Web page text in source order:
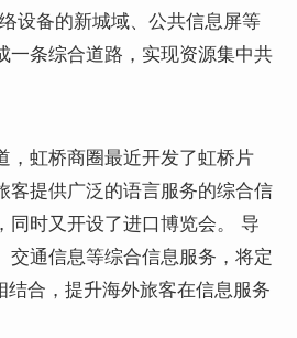
设备的新城域、公共信息屏等
一条综合道路，实现资源集中共
，虹桥商圈最近开发了虹桥片
客提供广泛的语言服务的综合信
同时又开设了进口博览会。 导
交通信息等综合信息服务，将定
结合，提升海外旅客在信息服务